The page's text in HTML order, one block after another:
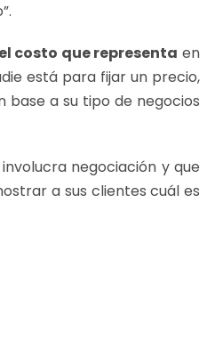
costo que representa en
está para fijar un precio,
base a su tipo de negocios
negociación y que
a sus clientes cuál es